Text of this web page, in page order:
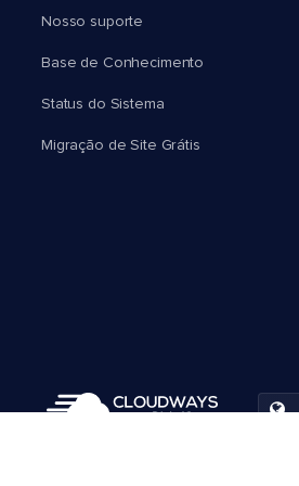
Nosso suporte
Base de Conhecimento
Status do Sistema
Migração de Site Grátis